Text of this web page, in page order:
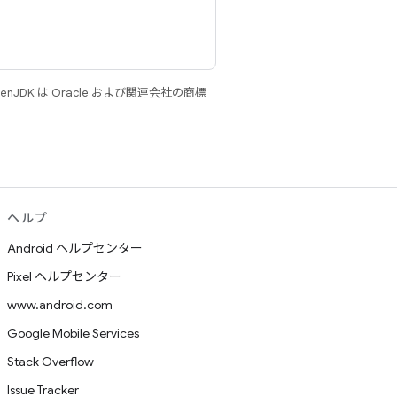
は Oracle および関連会社の商標
ヘルプ
Android ヘルプセンター
Pixel ヘルプセンター
www.android.com
Google Mobile Services
Stack Overflow
Issue Tracker